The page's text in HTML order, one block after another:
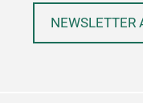
NEWSLETTER